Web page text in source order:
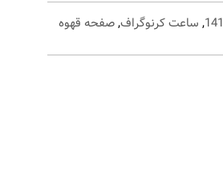
, ساعت کرنوگراف,صفحه قهوه